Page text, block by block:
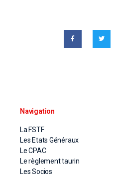
Navigation
La FSTF
Les Etats Généraux
Le CPAC
Le règlement taurin
Les Socios